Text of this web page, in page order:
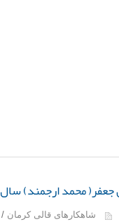
ارجمند) سال۱۹۰۰ میلادی
شاهکارهای قالی کرمان /